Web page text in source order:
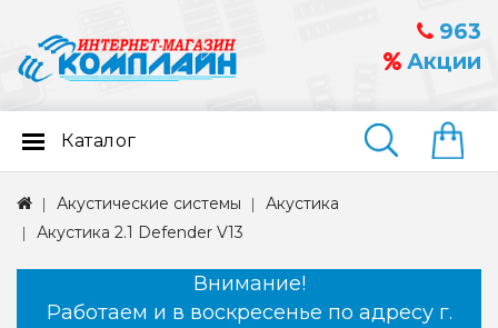
963
Акции
Найти
Каталог
Акустические системы
Акустика
Акустика 2.1 Defender V13
Внимание!
Работаем и в воскресенье по адресу г.